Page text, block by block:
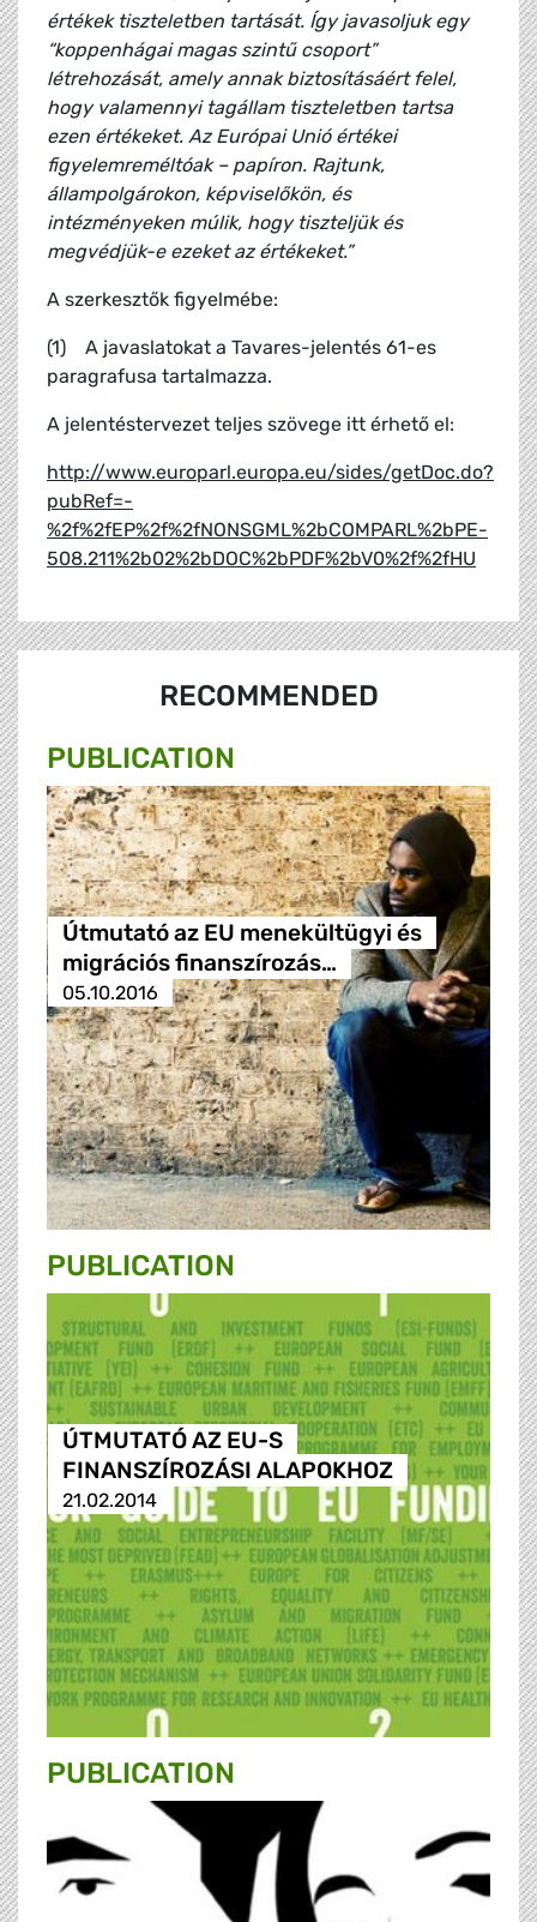
értékek tiszteletben tartását. Így javasoljuk egy
“koppenhágai magas szintű csoport”
létrehozását, amely annak biztosításáért felel,
hogy valamennyi tagállam tiszteletben tartsa
ezen értékeket. Az Európai Unió értékei
figyelemreméltóak – papíron. Rajtunk,
állampolgárokon, képviselőkön, és
intézményeken múlik, hogy tiszteljük és
megvédjük-e ezeket az értékeket.”
A szerkesztők figyelmébe:
(1)
A javaslatokat a Tavares-jelentés 61-es
paragrafusa tartalmazza.
A jelentéstervezet teljes szövege itt érhető el:
http://www.europarl.europa.eu/sides/getDoc.do?
pubRef=-
%2f%2fEP%2f%2fNONSGML%2bCOMPARL%2bPE-
508.211%2b02%2bDOC%2bPDF%2bV0%2f%2fHU
RECOMMENDED
PUBLICATION
Útmutató az EU menekültügyi és
migrációs finanszírozás…
05.10.2016
PUBLICATION
ÚTMUTATÓ AZ EU-S
FINANSZÍROZÁSI ALAPOKHOZ
21.02.2014
PUBLICATION